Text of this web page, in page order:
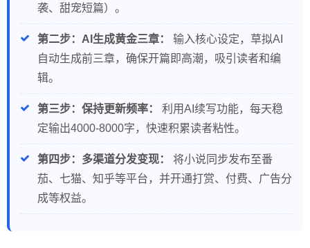
袭、甜宠短篇）。
第二步：AI生成黄金三章：
输入核心设定，草拟AI
自动生成前三章，确保开篇即高潮，吸引读者和编
辑。
第三步：保持更新频率：
利用AI续写功能，每天稳
定输出4000-8000字，快速积累读者粘性。
第四步：多渠道分发变现：
将小说同步发布至番
茄、七猫、知乎等平台，并开通打赏、付费、广告分
成等权益。